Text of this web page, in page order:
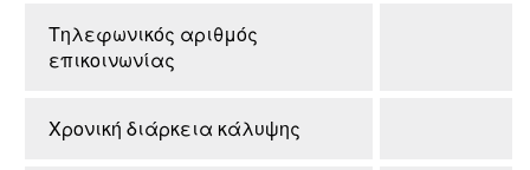
Τηλεφωνικός αριθμός
επικοινωνίας
Χρονική διάρκεια κάλυψης